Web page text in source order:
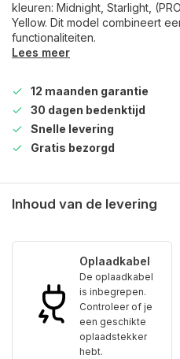
kleuren: Midnight, Starlight,
Yellow. Dit model combineert
functionaliteiten.
Lees meer
12 maanden garantie
30 dagen bedenktijd
Snelle levering
Gratis bezorgd
Inhoud van de levering
Oplaadkabel
De oplaadkabel
is inbegrepen.
Controleer of je
een geschikte
oplaadstekker
hebt.